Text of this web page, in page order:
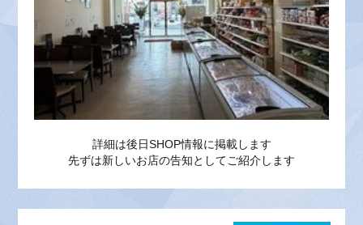
詳細は後日SHOP情報に掲載します
先ずは新しいお店の告知としてご紹介します